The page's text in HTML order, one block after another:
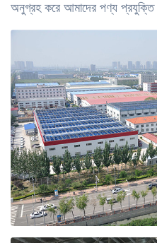
অনুগ্রহ করে আমাদের পণ্য প্রযুক্তি